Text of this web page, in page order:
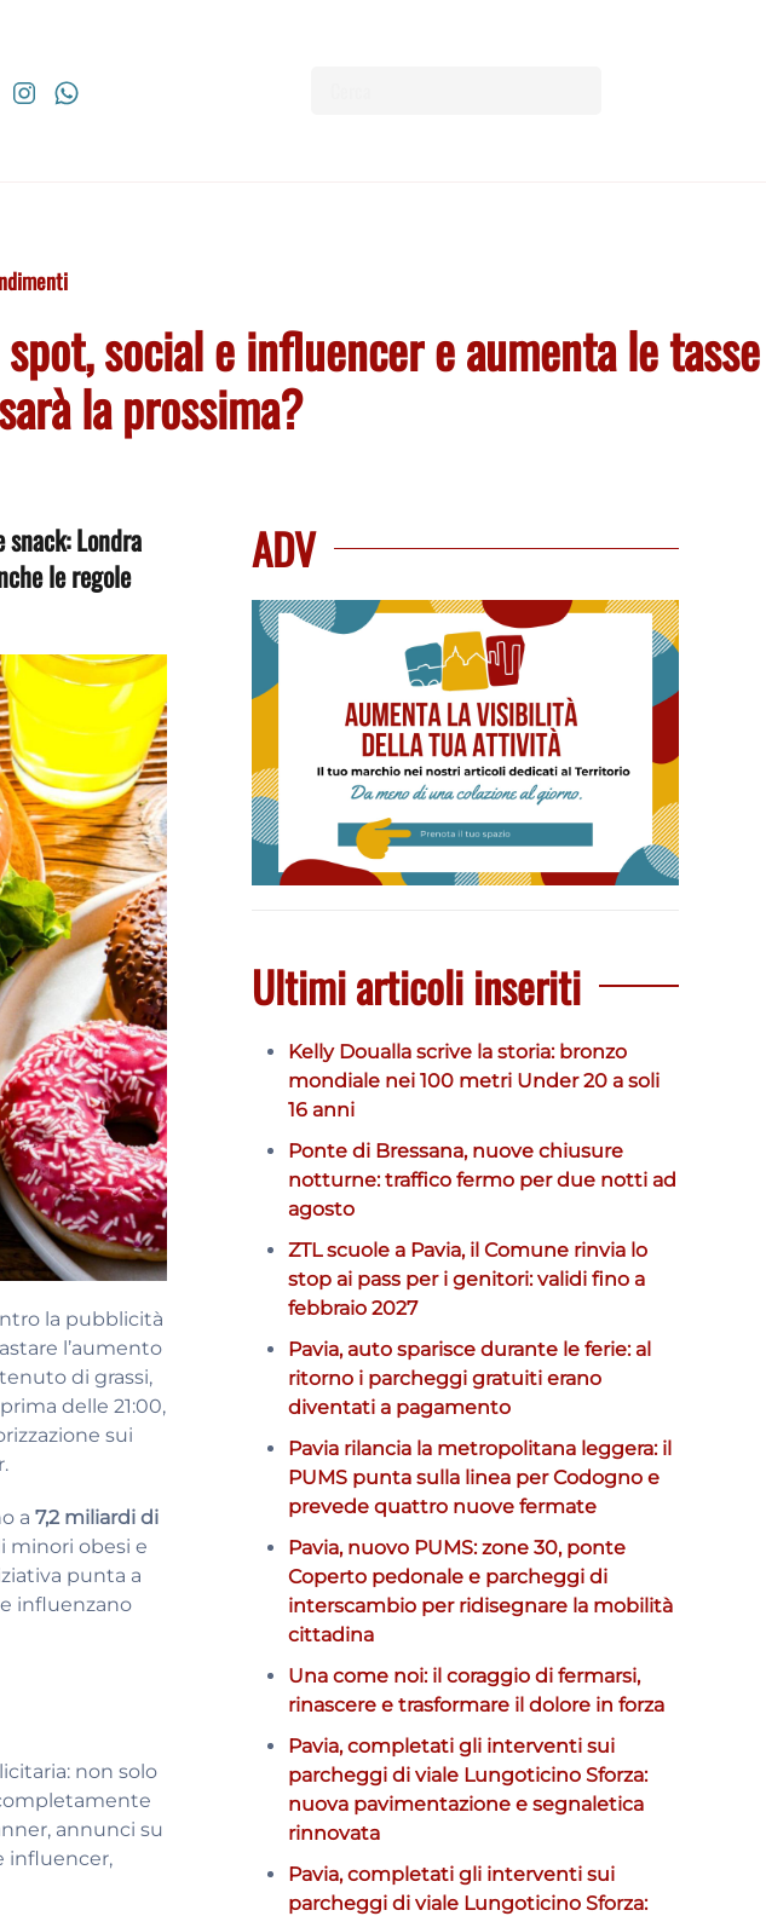
social e influencer e aumenta le tasse
la prossima?
Londra
le regole
la pubblicità
l’aumento
di grassi,
delle 21:00,
sui
a 7,2 miliardi di
minori obesi e
punta a
influenzano
non solo
annunci su
influencer,
ADV
Ultimi articoli inseriti
Kelly Doualla scrive la storia: bronzo
mondiale nei 100 metri Under 20 a soli
16 anni
Ponte di Bressana, nuove chiusure
notturne: traffico fermo per due notti ad
agosto
ZTL scuole a Pavia, il Comune rinvia lo
stop ai pass per i genitori: validi fino a
febbraio 2027
Pavia, auto sparisce durante le ferie: al
ritorno i parcheggi gratuiti erano
diventati a pagamento
Pavia rilancia la metropolitana leggera: il
PUMS punta sulla linea per Codogno e
prevede quattro nuove fermate
Pavia, nuovo PUMS: zone 30, ponte
Coperto pedonale e parcheggi di
interscambio per ridisegnare la mobilità
cittadina
Una come noi: il coraggio di fermarsi,
rinascere e trasformare il dolore in forza
Pavia, completati gli interventi sui
parcheggi di viale Lungoticino Sforza:
nuova pavimentazione e segnaletica
rinnovata
Pavia, completati gli interventi sui
parcheggi di viale Lungoticino Sforza: